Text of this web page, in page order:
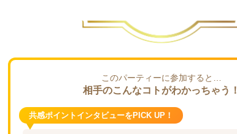
このパーティーに参加すると…
相手のこんなコトがわかっちゃう！
共感ポイントインタビューをPICK UP！